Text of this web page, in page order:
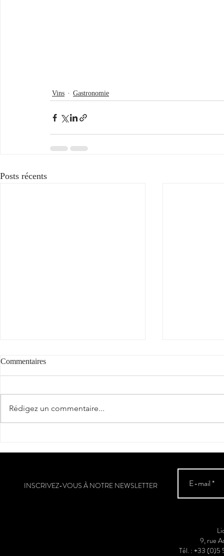
Vins Gastronomie
Posts récents
Commentaires
Rédigez un commentaire...
INSCRIVEZ-VOUS À NOTRE NEWSLETTER
9, rue
Tél. : +33